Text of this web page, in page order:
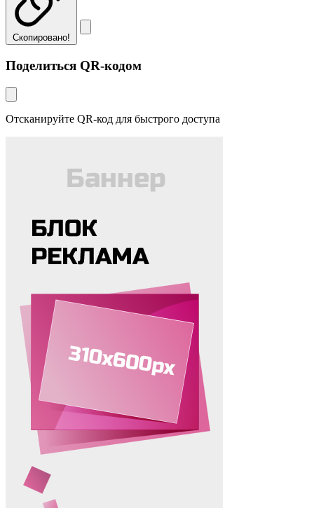
Скопировано!
Поделиться QR-кодом
Отсканируйте QR-код для быстрого доступа